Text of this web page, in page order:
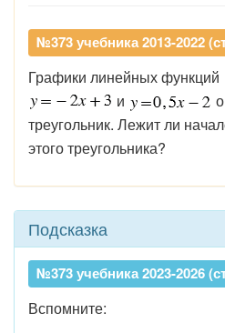
№373 учебника 2013-2022
Графики линейных функций
и
треугольник. Лежит ли
этого треугольника?
Подсказка
№373 учебника 2023-2026
Вспомните: